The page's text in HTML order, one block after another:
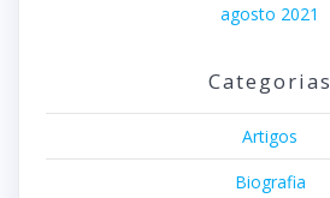
agosto 2021
Categorias
Artigos
Biografia